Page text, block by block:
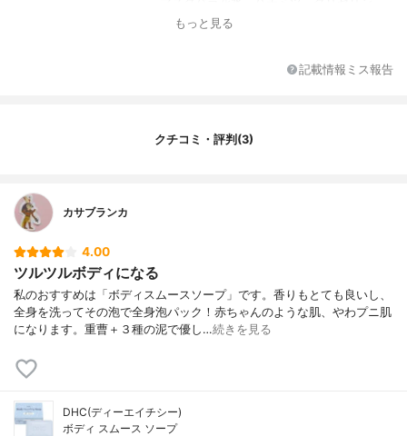
トレハロース、グリシン、硫酸亜鉛、BG、
もっと見る
記載情報ミス報告
クチコミ・評判(3)
カサブランカ
4.00
ツルツルボディになる
私のおすすめは「ボディスムースソープ」です。香りもとても良いし、
全身を洗ってその泡で全身泡パック！赤ちゃんのような肌、やわプニ肌
になります。重曹＋３種の泥で優し…続きを見る
DHC(ディーエイチシー)
ボディ スムース ソープ